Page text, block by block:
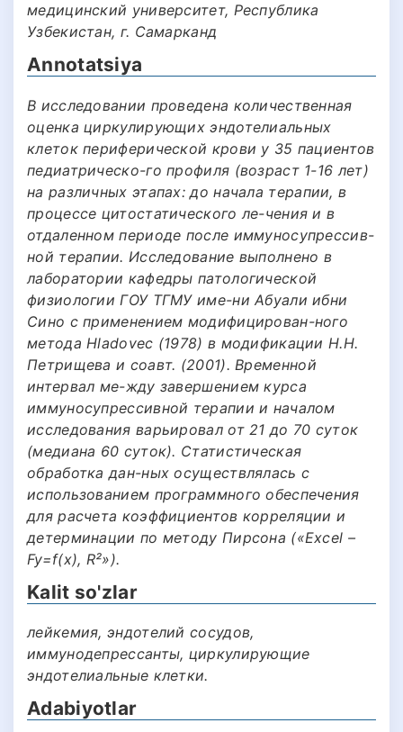
медицинский университет, Республика
Узбекистан, г. Самарканд
Annotatsiya
В исследовании проведена количественная
оценка циркулирующих эндотелиальных
клеток периферической крови у 35 пациентов
педиатрическо-го профиля (возраст 1-16 лет)
на различных этапах: до начала терапии, в
процессе цитостатического ле-чения и в
отдаленном периоде после иммуносупрессив-
ной терапии. Исследование выполнено в
лаборатории кафедры патологической
физиологии ГОУ ТГМУ име-ни Абуали ибни
Сино с применением модифицирован-ного
метода Hladovec (1978) в модификации Н.Н.
Петрищева и соавт. (2001). Временной
интервал ме-жду завершением курса
иммуносупрессивной терапии и началом
исследования варьировал от 21 до 70 суток
(медиана 60 суток). Статистическая
обработка дан-ных осуществлялась с
использованием программного обеспечения
для расчета коэффициентов корреляции и
детерминации по методу Пирсона («Excel –
Fy=f(x), R²»).
Kalit so'zlar
лейкемия, эндотелий сосудов,
иммунодепрессанты, циркулирующие
эндотелиальные клетки.
Adabiyotlar